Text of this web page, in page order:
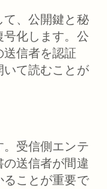
、公開鍵と秘
化します。公
信者を認証
いて読むことが
受信側エンテ
の送信者が間違
ることが重要で